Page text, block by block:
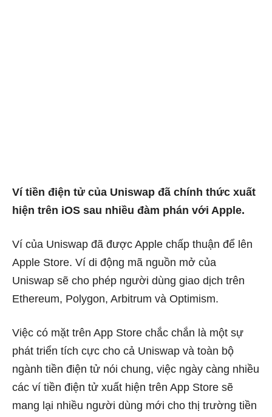
Ví tiền điện tử của Uniswap đã chính thức xuất
hiện trên iOS sau nhiều đàm phán với Apple.
Ví của Uniswap đã được Apple chấp thuận để lên
Apple Store. Ví di động mã nguồn mở của
Uniswap sẽ cho phép người dùng giao dịch trên
Ethereum, Polygon, Arbitrum và Optimism.
Việc có mặt trên App Store chắc chắn là một sự
phát triển tích cực cho cả Uniswap và toàn bộ
ngành tiền điện tử nói chung, việc ngày càng nhiều
các ví tiền điện tử xuất hiện trên App Store sẽ
mang lại nhiều người dùng mới cho thị trường tiền